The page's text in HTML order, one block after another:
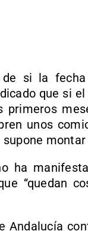
si la fecha
que si
primeros
unos
ha
“quedan
Andalucía